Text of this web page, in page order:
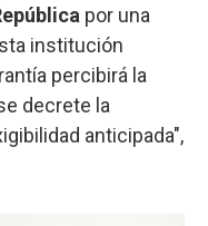
por una
institución
percibirá la
decrete la
anticipada",